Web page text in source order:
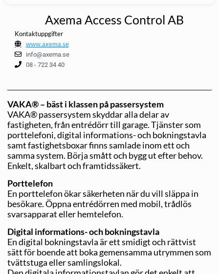
Axema Access Control AB
Kontaktuppgifter
www.axema.se
info@axema.se
08 - 722 34 40
VAKA® – bäst i klassen på passersystem
VAKA® passersystem skyddar alla delar av
fastigheten, från entrédörr till garage. Tjänster som
porttelefoni, digital informations- och bokningstavla
samt fastighetsboxar finns samlade inom ett och
samma system. Börja smått och bygg ut efter behov.
Enkelt, skalbart och framtidssäkert.
Porttelefon
En porttelefon ökar säkerheten när du vill släppa in
besök­are. Öppna entrédörren med mobil, trådlös
svarsapparat eller hemtelefon.
Digital informations- och bokningstavla
En digital bokningstavla är ett smidigt och rättvist
sätt för boende att boka gemensamma utrymmen som
tvättstuga eller samlingslokal.